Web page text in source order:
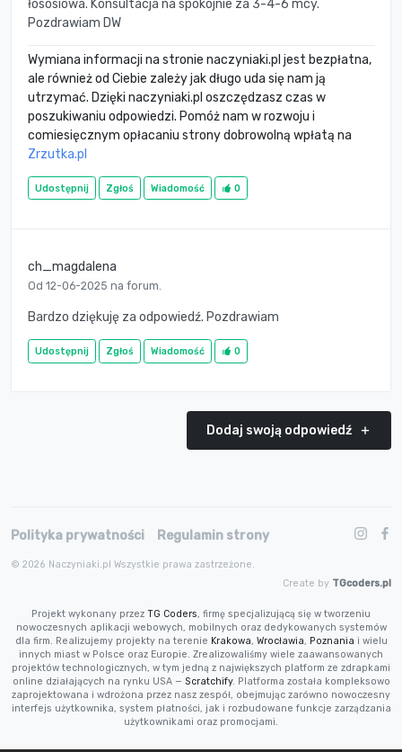
łososiowa. Konsultacja na spokojnie za 3-4-6 mcy.
Pozdrawiam DW
Wymiana informacji na stronie naczyniaki.pl jest bezpłatna,
ale również od Ciebie zależy jak długo uda się nam ją
utrzymać. Dzięki naczyniaki.pl oszczędzasz czas w
poszukiwaniu odpowiedzi. Pomóż nam w rozwoju i
comiesięcznym opłacaniu strony dobrowolną wpłatą na
Zrzutka.pl
Udostępnij Zgłoś Wiadomość 0
ch_magdalena
Od 12-06-2025 na forum.
Bardzo dziękuję za odpowiedź. Pozdrawiam
Udostępnij Zgłoś Wiadomość 0
Dodaj swoją odpowiedź
Polityka prywatności Regulamin strony
© 2026 Naczyniaki.pl Wszystkie prawa zastrzeżone.
Create by TGcoders.pl
Projekt wykonany przez TG Coders, firmę specjalizującą się w tworzeniu
nowoczesnych aplikacji webowych, mobilnych oraz dedykowanych systemów
dla firm. Realizujemy projekty na terenie Krakowa, Wrocławia, Poznania i wielu
innych miast w Polsce oraz Europie. Zrealizowaliśmy wiele zaawansowanych
projektów technologicznych, w tym jedną z największych platform ze zdrapkami
online działających na rynku USA — Scratchify. Platforma została kompleksowo
zaprojektowana i wdrożona przez nasz zespół, obejmując zarówno nowoczesny
interfejs użytkownika, system płatności, jak i rozbudowane funkcje zarządzania
użytkownikami oraz promocjami.